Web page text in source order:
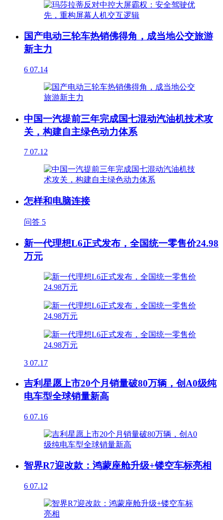
国产电动三轮车热销佛得角，成当地公交旅游
新主力
6 07.14
中国一汽提前三年完成国七混动汽油机技术攻
关，构建自主绿色动力体系
7 07.12
怎样和电脑连接
问答 5
新一代理想L6正式发布，全国统一零售价24.98
万元
3 07.17
吉利星愿上市20个月销量破80万辆，创A0级纯
电车型全球销量新高
6 07.16
智界R7迎改款：鸿蒙座舱升级+镂空车标亮相
6 07.12